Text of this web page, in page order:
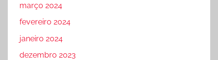
março 2024
fevereiro 2024
janeiro 2024
dezembro 2023